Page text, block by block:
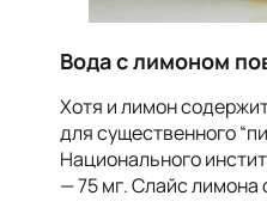
Вода с лимоном
Хотя и лимон
для существенного
Национального
— 75 мг. Слайс лимона